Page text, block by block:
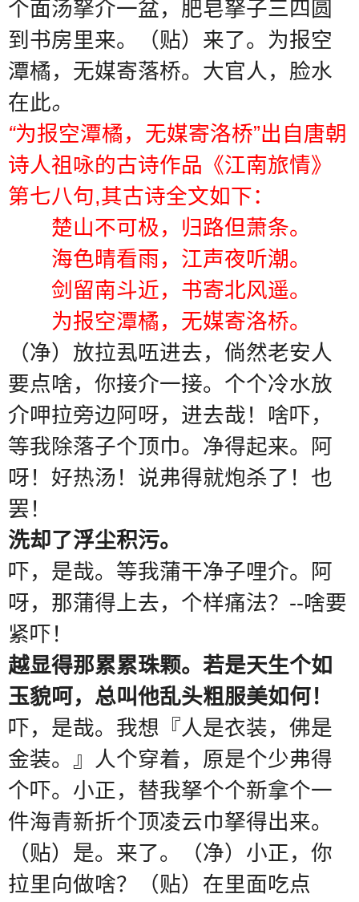
个面汤拏介一盆，肥皂拏子三四圆
到书房里来。（贴）来了。 为报空
潭橘，无媒寄落桥。 大官人，脸水
在此。
“为报空潭橘，无媒寄洛桥”出自唐朝
诗人祖咏的古诗作品《江南旅情》
第七八句,其古诗全文如下：
楚山不可极，归路但萧条。
海色晴看雨，江声夜听潮。
剑留南斗近，书寄北风遥。
为报空潭橘，无媒寄洛桥。
（净）放拉厾㕶进去，倘然老安人
要点啥，你接介一接。个个冷水放
介呷拉旁边阿呀，进去哉！啥吓，
等我除落子个顶巾。净得起来。阿
呀！好热汤！说弗得就炮杀了！也
罢！
洗却了浮尘积污。
吓，是哉。等我蒲干净子哩介。阿
呀，那蒲得上去，个样痛法？ --啥要
紧吓！
越显得那累累珠颗。若是天生个如
玉貌呵，总叫他乱头粗服美如何！
吓，是哉。我想『人是衣装，佛是
金装。』人个穿着，原是个少弗得
个吓。小正，替我拏个个新拿个一
件海青新折个顶凌云巾拏得出来。
（贴）是。来了。（净）小正，你
拉里向做啥？（贴）在里面吃点